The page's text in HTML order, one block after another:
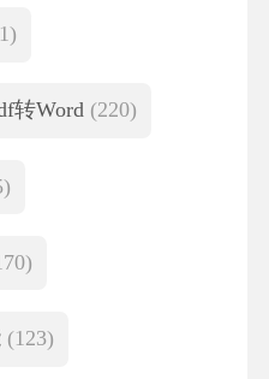
转Word (220)
(123)